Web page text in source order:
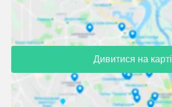
Дивитися на карті